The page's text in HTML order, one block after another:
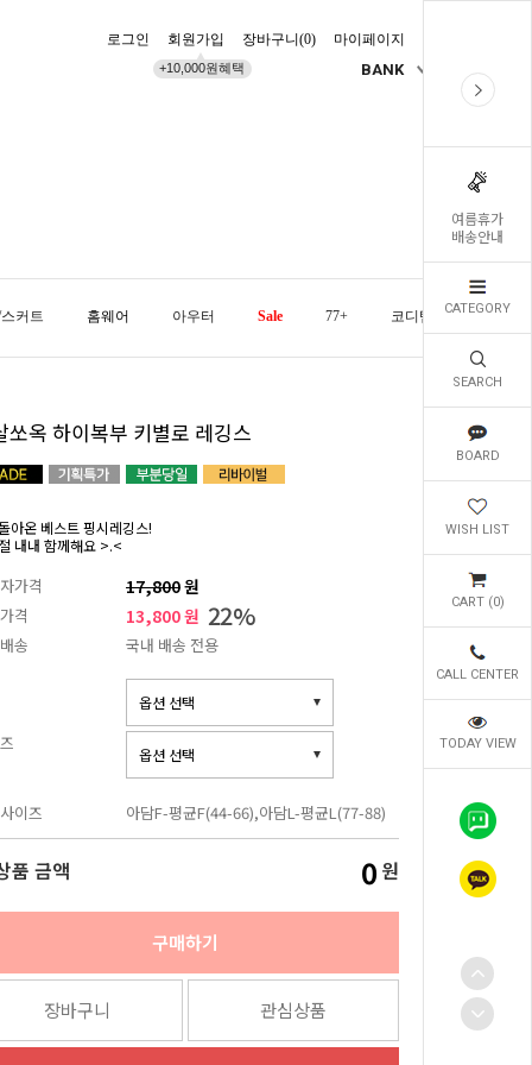
여름휴가
배송안내
CATEGORY
SEARCH
BOARD
WISH LIST
CART (0)
CALL CENTER
TODAY VIEW
로그인 회원가입
+10,000원혜택
장바구니(0) 마이페이지
BANK
커트 홈웨어 아우터 Sale 77+ 코디템 오늘발송
쏘옥 하이복부 키별로 레깅스
아온 베스트 핑시레깅스!
내내 함께해요 >.<
가격 17,800원
격 13,800 원 22%
송 국내 배송 전용
이즈 아담F-평균F(44-66),아담L-평균L(77-88)
품 금액 0 원
구매하기
장바구니 관심상품